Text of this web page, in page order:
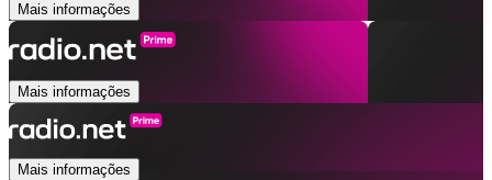
Mais informações
Mais informações
Mais informações